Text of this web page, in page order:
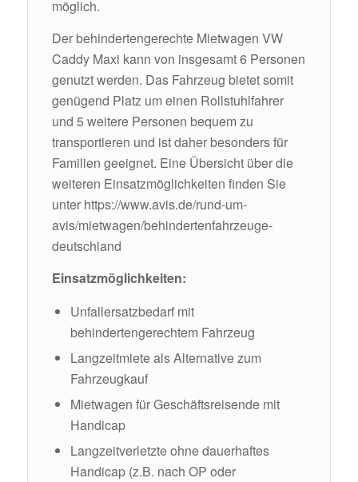
möglich.
Der behindertengerechte Mietwagen VW
Caddy Maxi kann von insgesamt 6 Personen
genutzt werden. Das Fahrzeug bietet somit
genügend Platz um einen Rollstuhlfahrer
und 5 weitere Personen bequem zu
transportieren und ist daher besonders für
Familien geeignet. Eine Übersicht über die
weiteren Einsatzmöglichkeiten finden Sie
unter https://www.avis.de/rund-um-
avis/mietwagen/behindertenfahrzeuge-
deutschland
Einsatzmöglichkeiten:
Unfallersatzbedarf mit
behindertengerechtem Fahrzeug
Langzeitmiete als Alternative zum
Fahrzeugkauf
Mietwagen für Geschäftsreisende mit
Handicap
Langzeitverletzte ohne dauerhaftes
Handicap (z.B. nach OP oder